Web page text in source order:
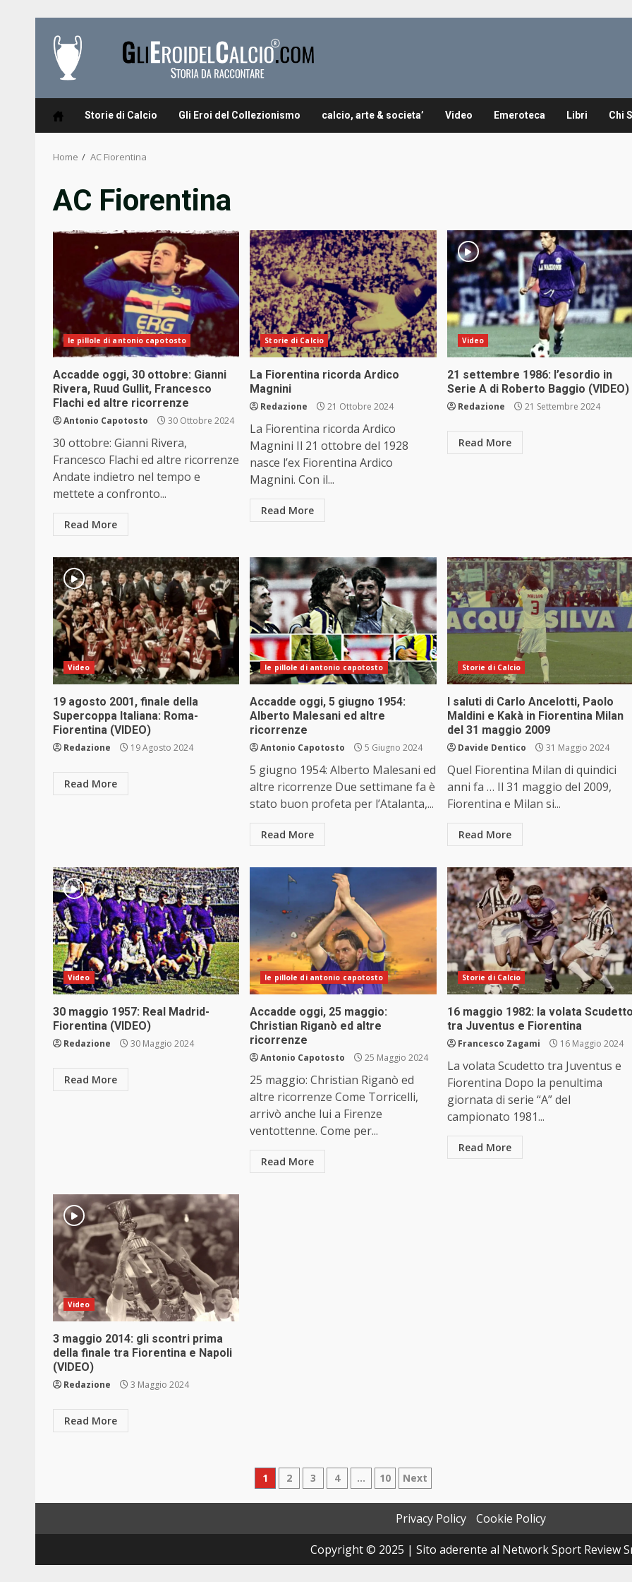
content
Storie di Calcio Gli Eroi del Collezionismo calcio, arte & societa’ Video Emeroteca Libri Chi
Home AC Fiorentina
AC Fiorentina
le pillole di antonio capotosto
Accadde oggi, 30 ottobre: Gianni
Rivera, Ruud Gullit, Francesco
Flachi ed altre ricorrenze
Antonio Capotosto 30 Ottobre 2024
30 ottobre: Gianni Rivera,
Francesco Flachi ed altre ricorrenze
Andate indietro nel tempo e
mettete a confronto...
Read More
Storie di Calcio
La Fiorentina ricorda Ardico
Magnini
Redazione 21 Ottobre 2024
La Fiorentina ricorda Ardico
Magnini Il 21 ottobre del 1928
nasce l’ex Fiorentina Ardico
Magnini. Con il...
Read More
Video
21 settembre 1986: l’esordio in
Serie A di Roberto Baggio (VIDEO)
Redazione 21 Settembre 2024
Read More
Video
19 agosto 2001, finale della
Supercoppa Italiana: Roma-
Fiorentina (VIDEO)
Redazione 19 Agosto 2024
Read More
le pillole di antonio capotosto
Accadde oggi, 5 giugno 1954:
Alberto Malesani ed altre
ricorrenze
Antonio Capotosto 5 Giugno 2024
5 giugno 1954: Alberto Malesani ed
altre ricorrenze Due settimane fa è
stato buon profeta per l’Atalanta,...
Read More
Storie di Calcio
I saluti di Carlo Ancelotti, Paolo
Maldini e Kakà in Fiorentina Milan
del 31 maggio 2009
Davide Dentico 31 Maggio 2024
Quel Fiorentina Milan di quindici
anni fa … Il 31 maggio del 2009,
Fiorentina e Milan si...
Read More
Video
30 maggio 1957: Real Madrid-
Fiorentina (VIDEO)
Redazione 30 Maggio 2024
Read More
le pillole di antonio capotosto
Accadde oggi, 25 maggio:
Christian Riganò ed altre
ricorrenze
Antonio Capotosto 25 Maggio 2024
25 maggio: Christian Riganò ed
altre ricorrenze Come Torricelli,
arrivò anche lui a Firenze
ventottenne. Come per...
Read More
Storie di Calcio
16 maggio 1982: la volata
tra Juventus e Fiorentina
Francesco Zagami 16 Maggio 2024
La volata Scudetto tra Juventus e
Fiorentina Dopo la penultima
giornata di serie “A” del
campionato 1981...
Read More
Video
3 maggio 2014: gli scontri prima
della finale tra Fiorentina e Napoli
(VIDEO)
Redazione 3 Maggio 2024
Read More
Paginazione
degli
articoli
1 2 3 4 … 10 Next
Privacy Policy
Cookie Policy
Copyright © 2025 | Sito aderente al Network Sport Review